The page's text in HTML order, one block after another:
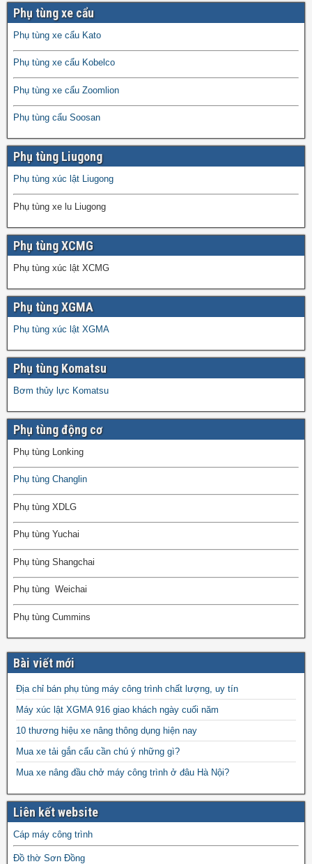
Phụ tùng xe cẩu
Phụ tùng xe cẩu Kato
Phụ tùng xe cẩu Kobelco
Phụ tùng xe cẩu Zoomlion
Phụ tùng cẩu Soosan
Phụ tùng Liugong
Phụ tùng xúc lật Liugong
Phụ tùng xe lu Liugong
Phụ tùng XCMG
Phụ tùng xúc lật XCMG
Phụ tùng XGMA
Phụ tùng xúc lật XGMA
Phụ tùng Komatsu
Bơm thủy lực Komatsu
Phụ tùng động cơ
Phụ tùng Lonking
Phụ tùng Changlin
Phụ tùng XDLG
Phụ tùng Yuchai
Phụ tùng Shangchai
Phụ tùng Weichai
Phụ tùng Cummins
Bài viết mới
Địa chỉ bán phụ tùng máy công trình chất lượng, uy tín
Máy xúc lật XGMA 916 giao khách ngày cuối năm
10 thương hiệu xe nâng thông dụng hiện nay
Mua xe tải gắn cẩu cần chú ý những gì?
Mua xe nâng đầu chở máy công trình ở đâu Hà Nội?
Liên kết website
Cáp máy công trình
Đồ thờ Sơn Đồng